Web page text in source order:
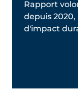
Rapport
depuis
d'impact